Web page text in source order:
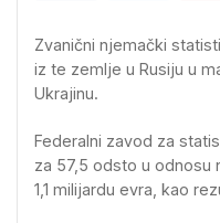
Zvanični njemački
iz te zemlje u Rusiju u
Ukrajinu.
Federalni zavod za
za 57,5 odsto u odnosu
1,1 milijardu evra, kao